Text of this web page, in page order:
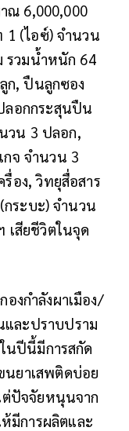
ณ 6,000,000
1 (ไอซ์) จำนวน
รวมน้ำหนัก 64
ก, ปืนลูกซอง
ลอกกระสุนปืน
วน 3 ปลอก,
จ จำนวน 3
อง, วิทยุสื่อสาร
กระบะ) จำนวน
เสียชีวิตในจุด
งกำลังผาเมือง/
ละปราบปราม
ในปีนี้มีการสกัด
ยาเสพติดบ่อย
ต่ปัจจัยหนุนจาก
มีการผลิตและ